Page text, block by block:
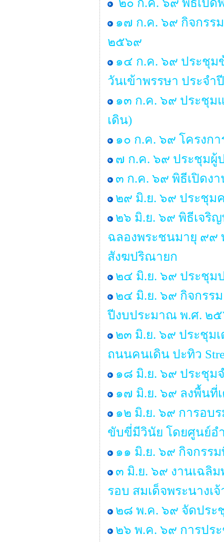
๒๐ ก.ค. ๖๙ พิธีเปิ
๑๗ ก.ค. ๖๙ กิจกรร
๒๕๖๙
๑๔ ก.ค. ๖๙ ประชุม
วันเข้าพรรษา ประจ
๑๓ ก.ค. ๖๙ ประชุ
เดิน)
๑๐ ก.ค. ๖๙ โครงก
๗ ก.ค. ๖๙ ประชุมผู้
๓ ก.ค. ๖๙ พิธีเปิดงา
๒๙ มิ.ย. ๖๙ ประชุม
๒๖ มิ.ย. ๖๙ พิธีเจริ
ฉลองพระชนมายุ ๙๙
สังฆปริณายก
๒๔ มิ.ย. ๖๙ ประชุม
๒๔ มิ.ย. ๖๙ กิจกรรม
ปีงบประมาณ พ.ศ. ๒
๒๓ มิ.ย. ๖๙ ประชุม
ถนนคนเดิน ปะทิว
๑๘ มิ.ย. ๖๙ ประชุม
๑๗ มิ.ย. ๖๙ ลงพื้นที่
๑๒ มิ.ย. ๖๙ การอบ
ขับขี่มีวินัย โดยศูนย์อ
๑๑ มิ.ย. ๖๙ กิจกรร
๓ มิ.ย. ๖๙ งานเฉลิ
รอบ สมเด็จพระนางเ
๒๘ พ.ค. ๖๙ จัดประ
๒๖ พ.ค. ๖๙ การปร